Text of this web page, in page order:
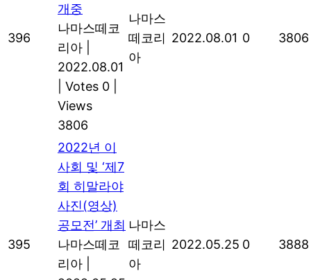
396
개중
나마스떼코
리아
2022.08.01
Votes 0
Views
3806
나마스
떼코리
아
2022.08.01 0 3806
395
2022년 이
사회 및 ‘제7
회 히말라야
사진(영상)
공모전’ 개최
나마스떼코
리아
나마스
떼코리
아
2022.05.25 0 3888